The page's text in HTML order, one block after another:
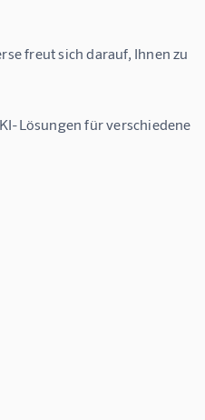
freut sich darauf, Ihnen zu
Lösungen für verschiedene